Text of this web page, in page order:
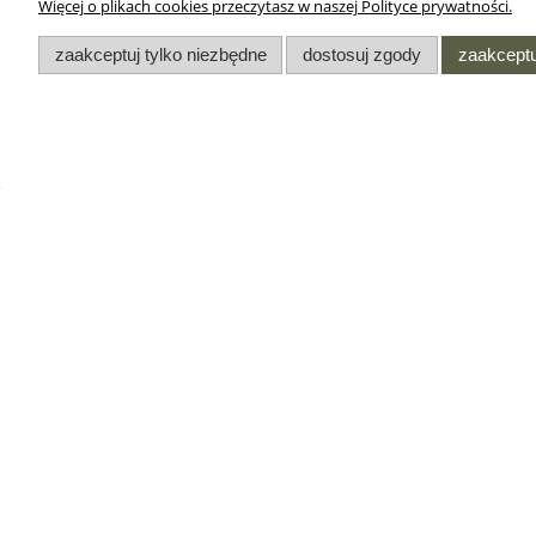
Więcej o plikach cookies przeczytasz w naszej Polityce prywatności.
zaakceptuj tylko niezbędne dostosuj zgody